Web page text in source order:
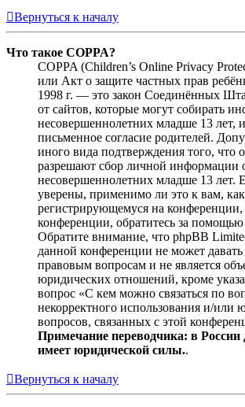
Вернуться к началу
Что такое COPPA?
COPPA (Children’s Online Privacy
или Акт о защите частных прав
1998 г. — это закон Соединённых
от сайтов, которые могут собирать
несовершеннолетних младше 13 лет,
письменное согласие родителей.
иного вида подтверждения того, что
разрешают сбор личной информации
несовершеннолетних младше 13 лет.
уверены, применимо ли это к вам,
регистрирующемуся на
конференции, обратитесь за помощью
Обратите внимание, что phpBB
данной конференции не может
правовым вопросам и не является
юридических отношений, кроме
вопрос «С кем можно связаться по
некорректного использования и/или
вопросов, связанных с этой
Примечание переводчика: в
имеет юридической силы..
Вернуться к началу